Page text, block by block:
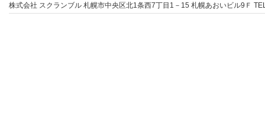
株式会社 スクランブル 札幌市中央区北1条西7丁目1－15 札幌あおいビル9Ｆ